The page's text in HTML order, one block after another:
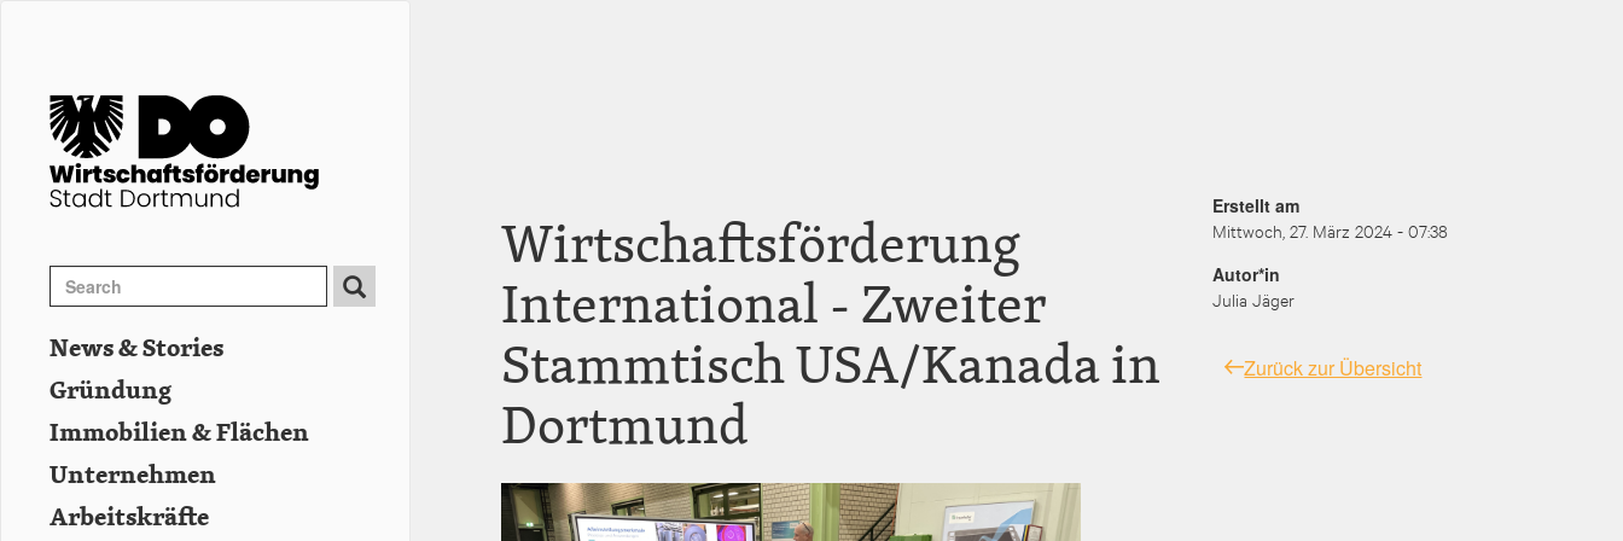
Suche
Search Search
Hauptnavigation
News & Stories
Gründung
Immobilien & Flächen
Unternehmen
Arbeitskräfte
Wirtschaftsförderung
International - Zweiter
Stammtisch USA/Kanada in
Dortmund
Image
Image
Image
Erstellt am
Mittwoch, 27. März 2024 - 07:38
Autor*in
Julia Jäger
Zurück zur Übersicht